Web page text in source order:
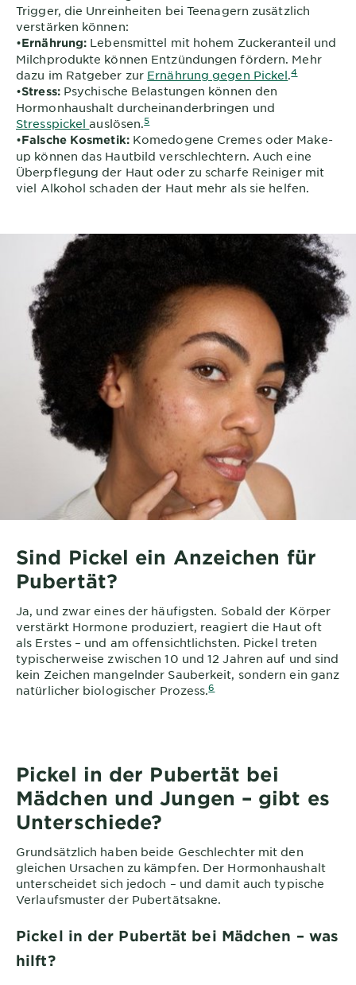
Trigger, die Unreinheiten bei Teenagern zusätzlich
verstärken können:
•Ernährung: Lebensmittel mit hohem Zuckeranteil und
Milchprodukte können Entzündungen fördern. Mehr
dazu im Ratgeber zur Ernährung gegen Pickel.4
•Stress:Psychische Belastungen können den
Hormonhaushalt durcheinanderbringen und
Stresspickelauslösen.5
•Falsche Kosmetik: Komedogene Cremes oder Make-
up können das Hautbild verschlechtern. Auch eine
Überpflegung der Haut oder zu scharfe Reiniger mit
viel Alkohol schaden der Haut mehr als sie helfen.
Sind Pickel ein Anzeichen für
Pubertät?
Ja, und zwar eines der häufigsten. Sobald der Körper
verstärkt Hormone produziert, reagiert die Haut oft
als Erstes – und am offensichtlichsten. Pickel treten
typischerweise zwischen 10 und 12 Jahren auf und sind
kein Zeichen mangelnder Sauberkeit, sondern ein ganz
natürlicher biologischer Prozess.6
Pickel in der Pubertät bei
Mädchen und Jungen – gibt es
Unterschiede?
Grundsätzlich haben beide Geschlechter mit den
gleichen Ursachen zu kämpfen. Der Hormonhaushalt
unterscheidet sich jedoch – und damit auch typische
Verlaufsmuster der Pubertätsakne.
Pickel in der Pubertät bei Mädchen – was
hilft?